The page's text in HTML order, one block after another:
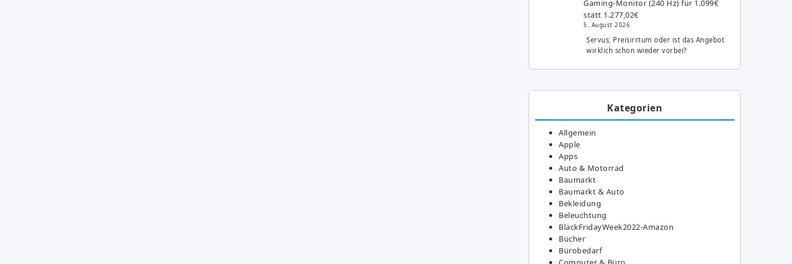
Gaming-Monitor (240 Hz) für 1.099€
statt 1.277,02€
5. August 2026
Servus, Preisirrtum oder ist das Angebot
wirklich schon wieder vorbei?
Kategorien
Allgemein
Apple
Apps
Auto & Motorrad
Baumarkt
Baumarkt & Auto
Bekleidung
Beleuchtung
BlackFridayWeek2022-Amazon
Bücher
Bürobedarf